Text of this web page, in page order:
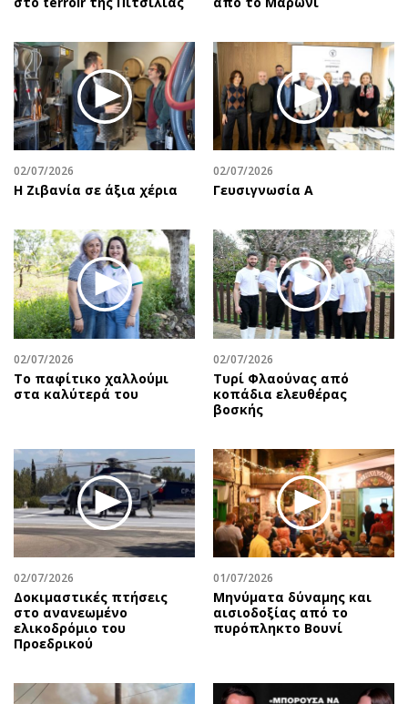
02/07/2026
Η Ζιβανία σε άξια χέρια
02/07/2026
Γευσιγνωσία Α
02/07/2026
Το παφίτικο χαλλούμι
στα καλύτερά του
02/07/2026
Τυρί Φλαούνας από
κοπάδια ελευθέρας
βοσκής
02/07/2026
Δοκιμαστικές πτήσεις
στο ανανεωμένο
ελικοδρόμιο του
Προεδρικού
01/07/2026
Μηνύματα δύναμης και
αισιοδοξίας από το
πυρόπληκτο Βουνί